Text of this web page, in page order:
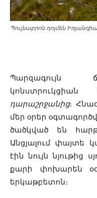
Պուլնաբրոն դոլմեն
Պարզագույն
դարաշրջանից։
մեր օրեր
ծածկված են
Անցյալում փայտե
էին նույն նյութից
քարի փոխարեն
երկաթբետոն։